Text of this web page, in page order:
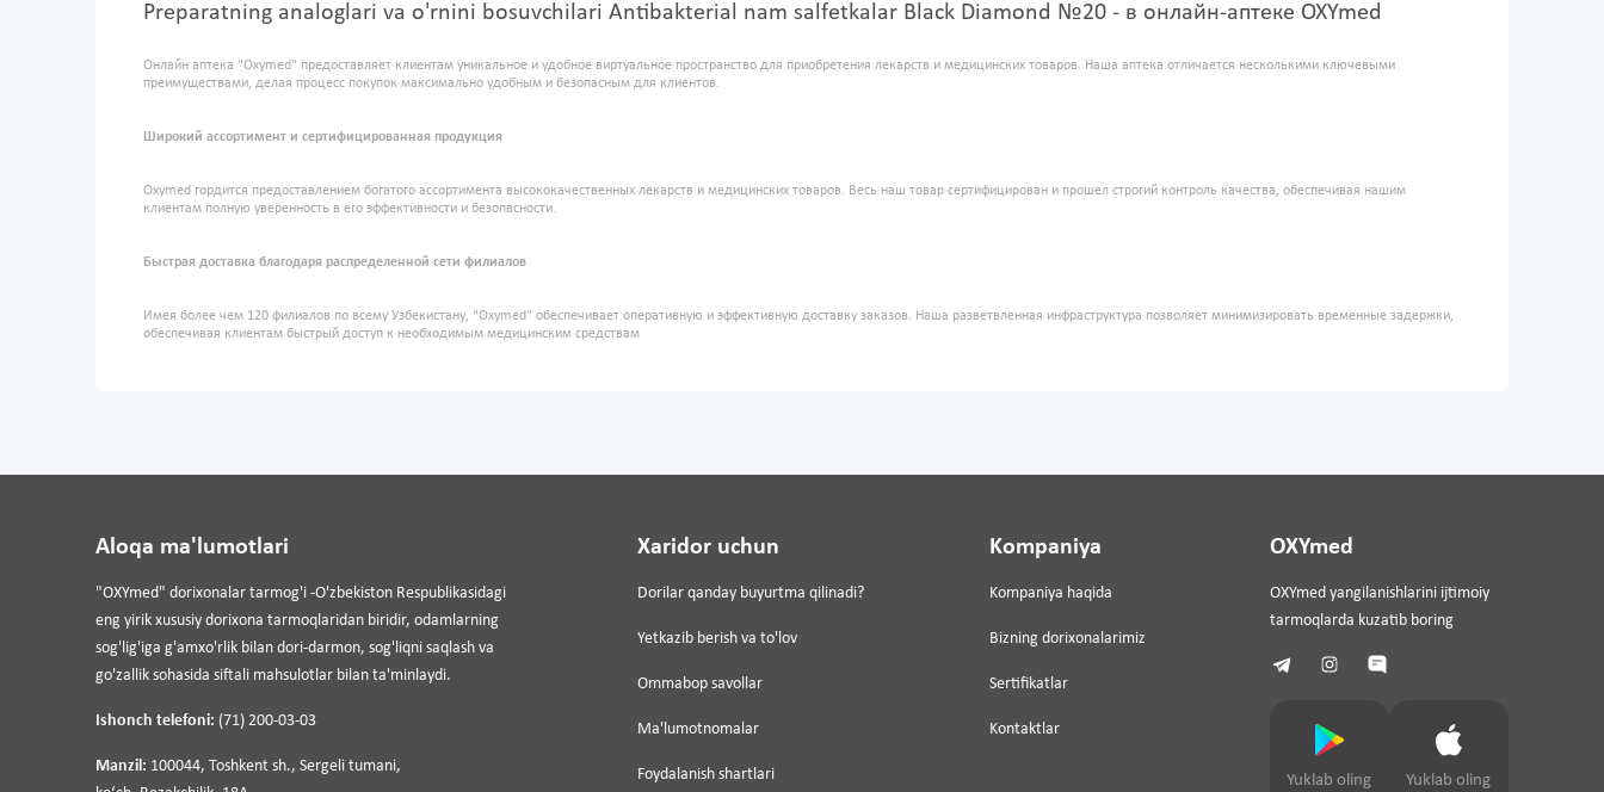
Preparatning analoglari va o'rnini bosuvchilari Antibakterial nam salfetkalar Black Diamond №20 - в онлайн-аптеке OXYmed
Онлайн аптека "Oxymed" предоставляет клиентам уникальное и удобное виртуальное пространство для приобретения лекарств и медицинских товаров. Наша аптека отличается несколькими ключевыми
преимуществами, делая процесс покупок максимально удобным и безопасным для клиентов.
Широкий ассортимент и сертифицированная продукция
Oxymed гордится предоставлением богатого ассортимента высококачественных лекарств и медицинских товаров. Весь наш товар сертифицирован и прошел строгий контроль качества, обеспечивая нашим
клиентам полную уверенность в его эффективности и безопасности.
Быстрая доставка благодаря распределенной сети филиалов
Имея более чем 120 филиалов по всему Узбекистану, "Oxymed" обеспечивает оперативную и эффективную доставку заказов. Наша разветвленная инфраструктура позволяет минимизировать временные задержки,
обеспечивая клиентам быстрый доступ к необходимым медицинским средствам
Aloqa ma'lumotlari
"OXYmed" dorixonalar tarmog'i -O'zbekiston Respublikasidagi
eng yirik xususiy dorixona tarmoqlaridan biridir, odamlarning
sog'lig'iga g'amxo'rlik bilan dori-darmon, sog'liqni saqlash va
go'zallik sohasida siftali mahsulotlar bilan ta'minlaydi.
Ishonch telefoni: (71) 200-03-03
Manzil: 100044, Toshkent sh., Sergeli tumani,
Xaridor uchun
Dorilar qanday buyurtma qilinadi?
Yetkazib berish va to'lov
Ommabop savollar
Ma'lumotnomalar
Foydalanish shartlari
Kompaniya
Kompaniya haqida
Bizning dorixonalarimiz
Sertifikatlar
Kontaktlar
OXYmed
OXYmed yangilanishlarini ijtimoiy
tarmoqlarda kuzatib boring
Yuklab oling Yuklab oling